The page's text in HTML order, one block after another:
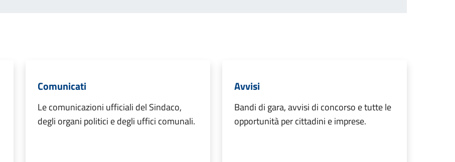
Comunicati
Le comunicazioni ufficiali del Sindaco,
degli organi politici e degli uffici comunali.
Avvisi
Bandi di gara, avvisi di concorso e tutte le
opportunità per cittadini e imprese.